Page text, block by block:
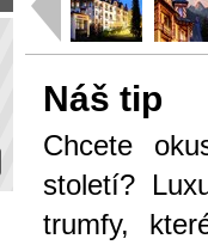
Náš tip
Chcete
století?
trumfy,